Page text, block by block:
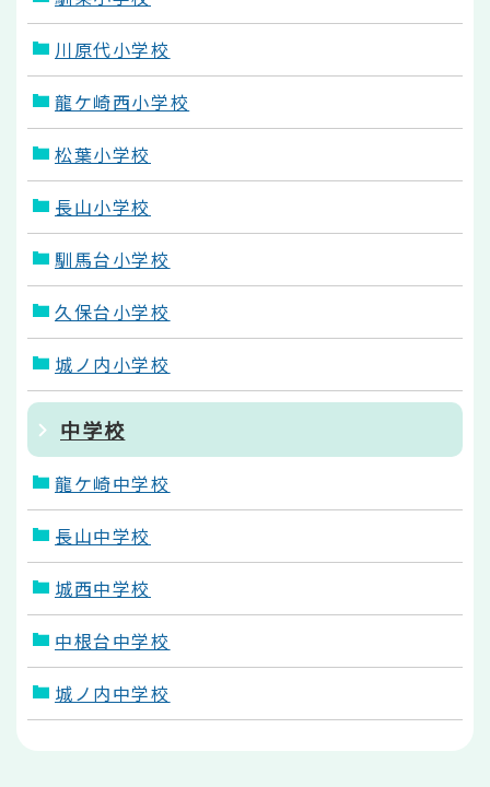
川原代小学校
龍ケ崎西小学校
松葉小学校
長山小学校
馴馬台小学校
久保台小学校
城ノ内小学校
中学校
龍ケ崎中学校
長山中学校
城西中学校
中根台中学校
城ノ内中学校